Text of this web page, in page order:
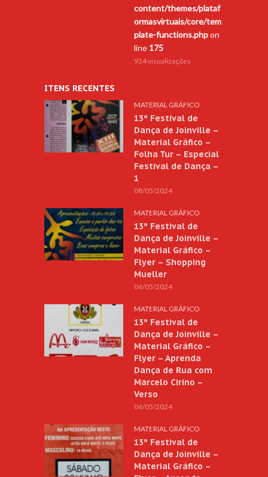
content/themes/plataf
ormasvirtuais/core/tem
plate-functions.phpon
line 175
934 visualizações
ITENS RECENTES
MATERIAL GRÁFICO
13º Festival de
Dança de Joinville –
Material Gráfico –
Folha Tur – Especial
Festival de Dança –
1
08/05/2024
MATERIAL GRÁFICO
13º Festival de
Dança de Joinville –
Material Gráfico –
Flyer – Shopping
Mueller
06/05/2024
MATERIAL GRÁFICO
13º Festival de
Dança de Joinville –
Material Gráfico –
Flyer – Aprenda
Dança de Rua com
Marcelo Cirino –
Verso
06/05/2024
MATERIAL GRÁFICO
13º Festival de
Dança de Joinville –
Material Gráfico –